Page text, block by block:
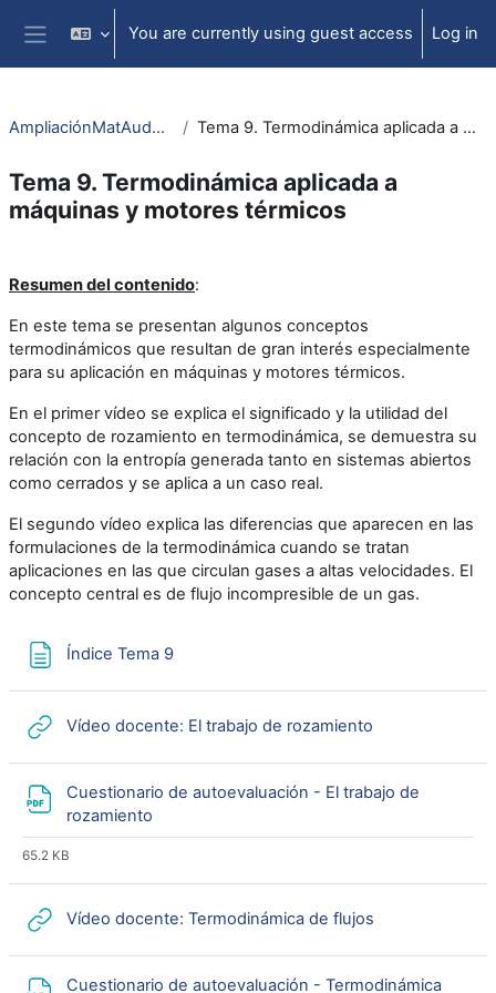
Skip to main content
Side panel
You are currently using guest access Log in
AmpliaciónMatAudEstTermodIngTer Tema 9. Termodinámica aplicada a máquinas y motores térmicos
Tema 9. Termodinámica aplicada a
máquinas y motores térmicos
Resumen del contenido:
En este tema se presentan algunos conceptos
termodinámicos que resultan de gran interés especialmente
para su aplicación en máquinas y motores térmicos.
En el primer vídeo se explica el significado y la utilidad del
concepto de rozamiento en termodinámica, se demuestra su
relación con la entropía generada tanto en sistemas abiertos
como cerrados y se aplica a un caso real.
El segundo vídeo explica las diferencias que aparecen en las
formulaciones de la termodinámica cuando se tratan
aplicaciones en las que circulan gases a altas velocidades. El
concepto central es de flujo incompresible de un gas.
Índice Tema 9Page
Vídeo docente: El trabajo de rozamiento
Cuestionario de autoevaluación - El trabajo de
rozamiento
65.2 KB
Vídeo docente: Termodinámica de flujos
Cuestionario de autoevaluación - Termodinámica